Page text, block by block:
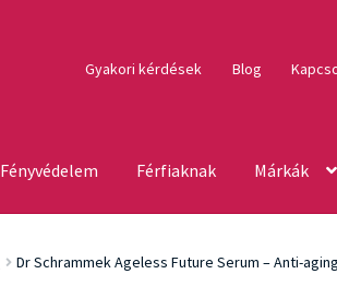
Gyakori kérdések Blog
Fényvédelem Férfiaknak Márkák
Dr Schrammek Ageless Future Serum – Anti-